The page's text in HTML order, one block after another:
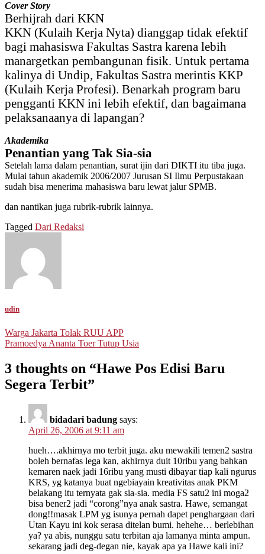
Cover Story
Berhijrah dari KKN
KKN (Kulaih Kerja Nyta) dianggap tidak efektif
bagi mahasiswa Fakultas Sastra karena lebih
manargetkan pembangunan fisik. Untuk pertama
kalinya di Undip, Fakultas Sastra merintis KKP
(Kulaih Kerja Profesi). Benarkah program baru
pengganti KKN ini lebih efektif, dan bagaimana
pelaksanaanya di lapangan?
Akademika
Penantian yang Tak Sia-sia
Setelah lama dalam penantian, surat ijin dari DIKTI itu tiba juga.
Mulai tahun akademik 2006/2007 Jurusan SI Ilmu Perpustakaan
sudah bisa menerima mahasiswa baru lewat jalur SPMB.
dan nantikan juga rubrik-rubrik lainnya.
Tagged Dari Redaksi
udin
Post
navigation
Warga Jakarta Tolak RUU APP
Pramoedya Ananta Toer Tutup Usia
3 thoughts on “Hawe Pos Edisi Baru
Segera Terbit”
bidadari badung says:
April 26, 2006 at 9:11 am
hueh….akhirnya mo terbit juga. aku mewakili temen2 sastra
boleh bernafas lega kan, akhirnya duit 10ribu yang bahkan
kemaren naek jadi 16ribu yang musti dibayar tiap kali ngurus
KRS, yg katanya buat ngebiayain kreativitas anak PKM
belakang itu ternyata gak sia-sia. media FS satu2 ini moga2
bisa bener2 jadi “corong”nya anak sastra. Hawe, semangat
dong!!masak LPM yg isunya pernah dapet penghargaan dari
Utan Kayu ini kok serasa ditelan bumi. hehehe… berlebihan
ya? ya abis, nunggu satu terbitan aja lamanya minta ampun.
sekarang jadi deg-degan nie, kayak apa ya Hawe kali ini?